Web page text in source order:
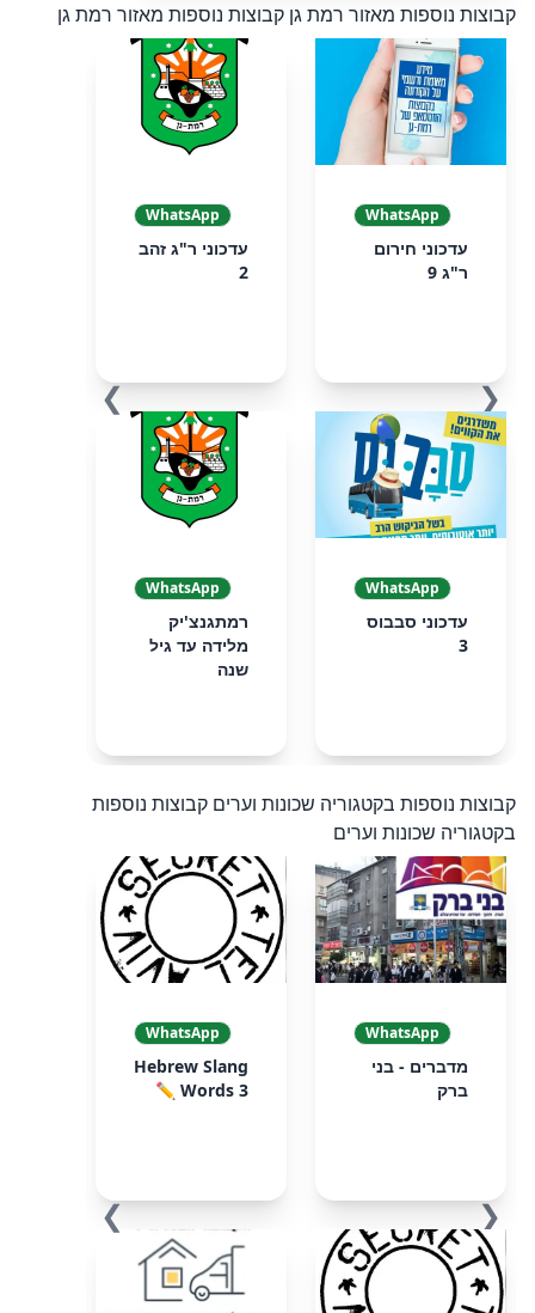
קבוצות נוספות מאזור רמת גן קבוצות נוספות מאזור רמת גן
❮
WhatsApp
עדכוני חירום
ר"ג 9
WhatsApp
עדכוני ר"ג זהב
2
WhatsApp
עדכוני סבבוס
3
WhatsApp
רמתגנצ'יק
מלידה עד גיל
שנה
❯
קבוצות נוספות בקטגוריה שכונות וערים קבוצות נוספות
בקטגוריה שכונות וערים
❮
WhatsApp
מדברים - בני
ברק
WhatsApp
Hebrew Slang
Words 3 ✏️
❯